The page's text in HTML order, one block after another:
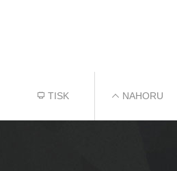
NAHORU
TISK